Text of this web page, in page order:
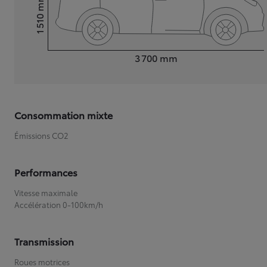
3 700 mm
Hauteur1 510
Consommation mixte
Émissions CO2
Performances
Vitesse maximale
Accélération 0-100km/h
Transmission
Roues motrices